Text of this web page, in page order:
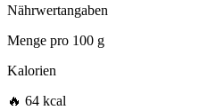
Nährwertangaben
Menge pro 100 g
Kalorien
🔥 64 kcal